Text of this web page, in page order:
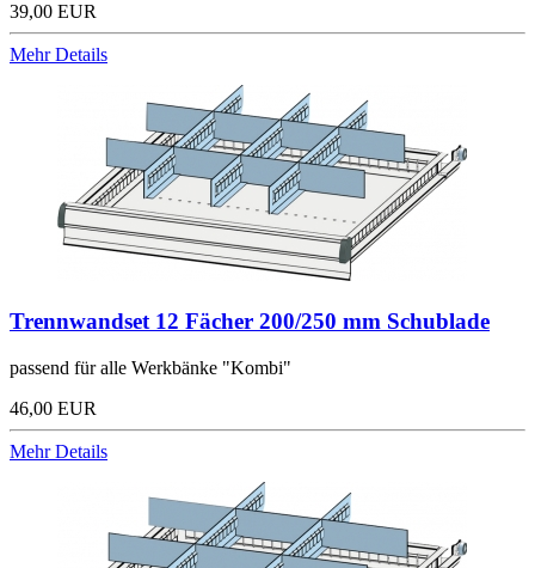
39,00 EUR
Mehr Details
Trennwandset 12 Fächer 200/250 mm Schublade
passend für alle Werkbänke "Kombi"
46,00 EUR
Mehr Details